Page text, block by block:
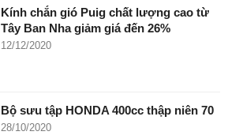
Kính chắn gió Puig chất lượng cao từ
Tây Ban Nha giảm giá đến 26%
12/12/2020
Bộ sưu tập HONDA 400cc thập niên 70
28/10/2020